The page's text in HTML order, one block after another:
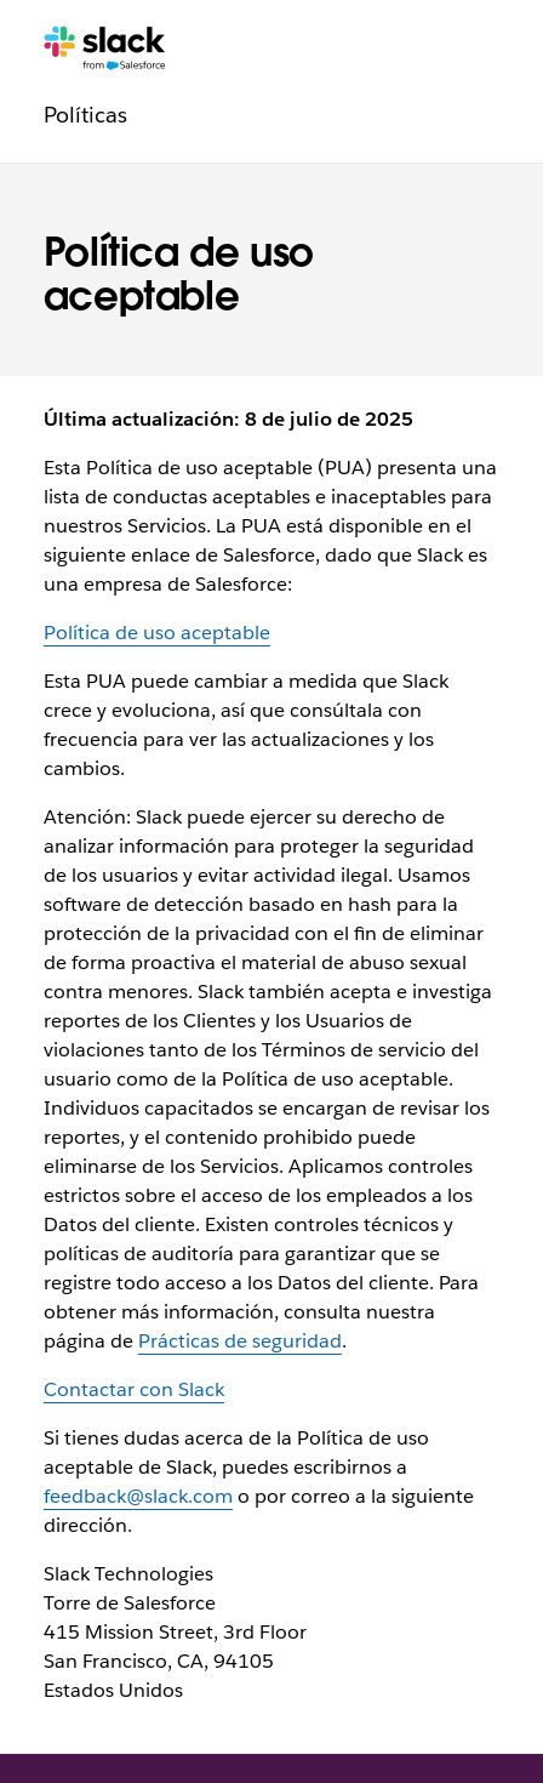
Política de uso
aceptable
Navegación
Legal
Páginas
Políticasadicionales
Última actualización: 8 de julio de 2025
Esta Política de uso aceptable (PUA) presenta una
lista de conductas aceptables e inaceptables para
nuestros Servicios. La PUA está disponible en el
siguiente enlace de Salesforce, dado que Slack es
una empresa de Salesforce:
Política de uso aceptable
Esta PUA puede cambiar a medida que Slack
crece y evoluciona, así que consúltala con
frecuencia para ver las actualizaciones y los
cambios.
Atención: Slack puede ejercer su derecho de
analizar información para proteger la seguridad
de los usuarios y evitar actividad ilegal. Usamos
software de detección basado en hash para la
protección de la privacidad con el fin de eliminar
de forma proactiva el material de abuso sexual
contra menores. Slack también acepta e investiga
reportes de los Clientes y los Usuarios de
violaciones tanto de los Términos de servicio del
usuario como de la Política de uso aceptable.
Individuos capacitados se encargan de revisar los
reportes, y el contenido prohibido puede
eliminarse de los Servicios. Aplicamos controles
estrictos sobre el acceso de los empleados a los
Datos del cliente. Existen controles técnicos y
políticas de auditoría para garantizar que se
registre todo acceso a los Datos del cliente. Para
obtener más información, consulta nuestra
página de Prácticas de seguridad.
Contactar con Slack
Si tienes dudas acerca de la Política de uso
aceptable de Slack, puedes escribirnos a
feedback@slack.com o por correo a la siguiente
dirección.
Slack Technologies
Torre de Salesforce
415 Mission Street, 3rd Floor
San Francisco, CA, 94105
Estados Unidos